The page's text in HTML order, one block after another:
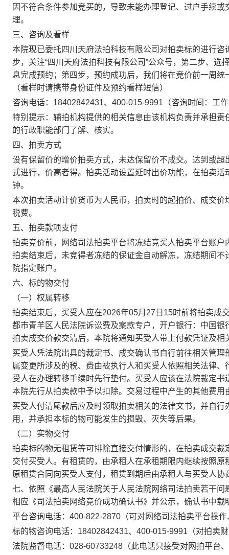
因不符合条件参加竞买的，导致未能办理登记、过户手续
理。
三、咨询及看样
本院现已委托四川天府法拍科技有限公司对拍卖标的进行
步，关注“四川天府法拍科技有限公司”公众号，第二步、选
息完成预约；第四步，预约成功后，我们将在竞价前一周
（看样时请携带身份证件及预约看样短信）
咨询电话： 18402842431、 400-015-9991（咨询时间：工
特别提示： 辅拍机构提供的相关信息由该机构负责并承担
的行政职能部门了解、核实。
四、拍卖方式
设有保留价的增价拍卖方式，未达保留价不成交。达到或
式进行，价高者得。 拍卖活动设置延时出价功能，在拍卖活
钟。
本次拍卖活动计价货币为人民币，拍卖时的起拍价、成交
税费。
五、拍卖款项支付
拍卖竞价前，网络司法拍卖平台将冻结竞买人拍卖平台账
拍卖结束后， 未竞得者冻结的保证金自动解冻， 冻结期间不
院指定账户。
六、标的物交付
（一）权属转移
拍卖结束后，买受人应在2026年05月27 日 15时前将拍卖成
都市青羊区人民法院诉讼费及案款专户，开户银行：中国银
拍卖成交价款交清后，本院将通知买受人带上付款凭证及相
买受人凭法院出具的裁定书、成交确认书自行前往相关管
属变更所涉及的税、费由被执行人和买受人依照相关法律
受人在办理转移手续时先行垫付。买受人应该在法院裁定
本院先行从拍卖款中予以扣除。交易过程中产生的其他费用
买受人付清尾款后应及时领取拍卖相关的法律文书，并自行
用，并承担本标的物可能发生的损毁、灭失等后果。
（二）实物交付
拍卖标的物无租赁等可排除直接交付情形的，在拍卖成交
交付买受人。有租赁的， 由承租人在承租期限内继续按照
原租赁合同 向买受人支付，租赁到期后由承租人与买受人协
七、 依照《最高人民法院关于人民法院网络司法拍卖若干
相应《司法拍卖网络竞价成功确认书》并公示，确认书中
平台咨询电话： 400-822-2870（可对网络司法拍卖平台操
标的物咨询电话： 18402842431、 400-015-9991 （对拍卖
法院监督电话： 028-60733248（此电话只接受对网拍平台